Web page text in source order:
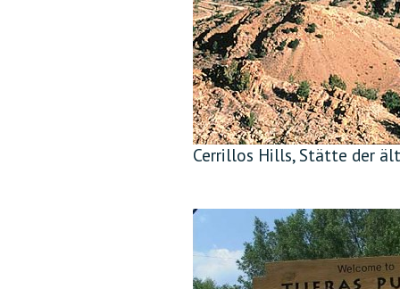
Cerrillos Hills, Stätte der